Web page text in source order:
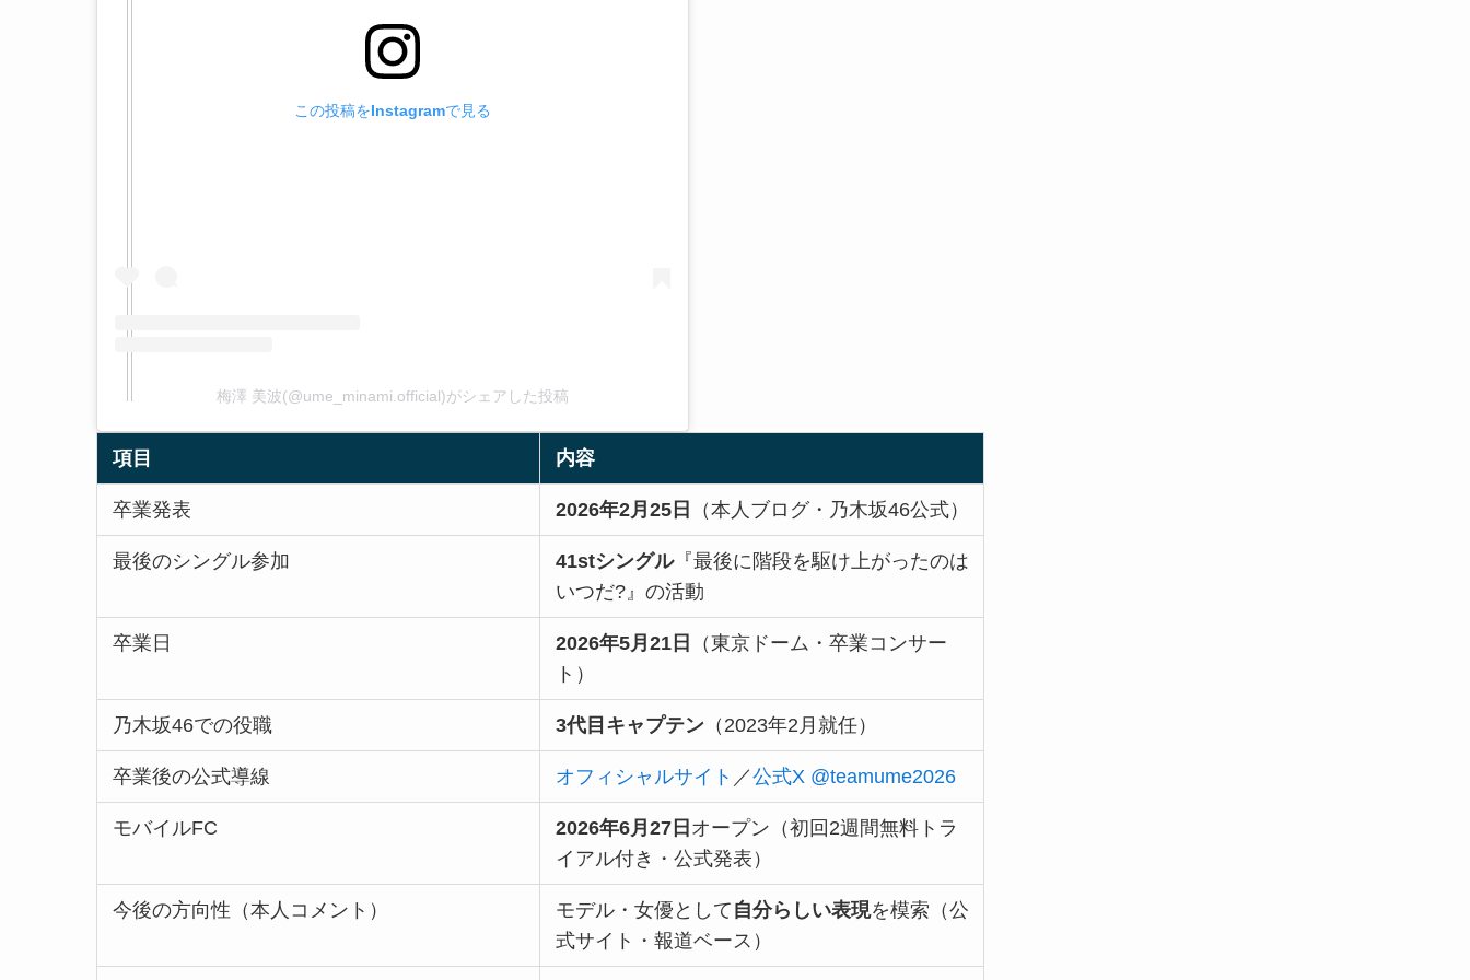
この投稿をInstagramで見る
梅澤 美波(@ume_minami.official)がシェアした投稿
項目 内容
卒業発表 2026年2月25日 （本人ブログ・乃木坂46公式）
最後のシングル参加 41stシングル『最後に階段を駆け上がったのは
いつだ?』の活動
卒業日 2026年5月21日
（東京ドーム・卒業コンサー
ト）
乃木坂46での役職 3代目キャプテン（2023年2月就任）
卒業後の公式導線 オフィシャルサイト ／公式X @teamume2026
モバイルFC 2026年6月27日 オープン（初回2週間無料トラ
イアル付き・公式発表）
今後の方向性（本人コメント） モデル・女優として 自分らしい表現を模索（公
式サイト・報道ベース）